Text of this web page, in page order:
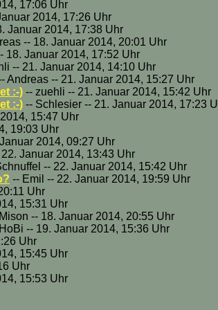
17:06 Uhr
2014, 17:26 Uhr
Januar 2014, 17:38 Uhr
-- 18. Januar 2014, 20:01 Uhr
18. Januar 2014, 17:52 Uhr
-- 21. Januar 2014, 14:10 Uhr
Andreas -- 21. Januar 2014, 15:27 Uhr
:-) -- zuehli -- 21. Januar 2014, 15:42 Uhr
:-) -- Schlesier -- 21. Januar 2014, 17:23
15:47 Uhr
19:03 Uhr
2014, 09:27 Uhr
Januar 2014, 13:43 Uhr
-- 22. Januar 2014, 15:42 Uhr
-- Emil -- 22. Januar 2014, 19:59 Uhr
Uhr
15:31 Uhr
-- 18. Januar 2014, 20:55 Uhr
-- 19. Januar 2014, 15:36 Uhr
Uhr
15:45 Uhr
Uhr
15:53 Uhr